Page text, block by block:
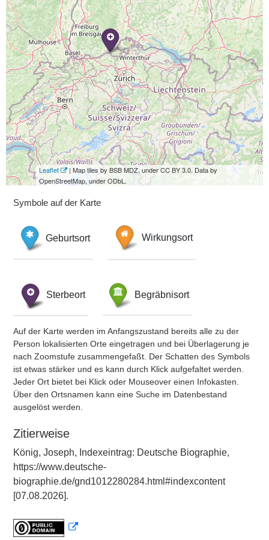
Leaflet
| Map tiles by BSB MDZ, under CC BY 3.0. Data by
OpenStreetMap, under ODbL.
Symbole auf der Karte
Geburtsort Wirkungsort
Sterbeort Begräbnisort
Auf der Karte werden im Anfangszustand bereits alle zu der
Person lokalisierten Orte eingetragen und bei Überlagerung je
nach Zoomstufe zusammengefaßt. Der Schatten des Symbols
ist etwas stärker und es kann durch Klick aufgefaltet werden.
Jeder Ort bietet bei Klick oder Mouseover einen Infokasten.
Über den Ortsnamen kann eine Suche im Datenbestand
ausgelöst werden.
Zitierweise
König, Joseph, Indexeintrag: Deutsche Biographie,
https://www.deutsche-
biographie.de/gnd1012280284.html#indexcontent
[07.08.2026].